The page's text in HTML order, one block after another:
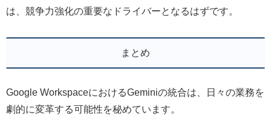
は、競争力強化の重要なドライバーとなるはずです。
まとめ
Google WorkspaceにおけるGeminiの統合は、日々の業務を
劇的に変革する可能性を秘めています。